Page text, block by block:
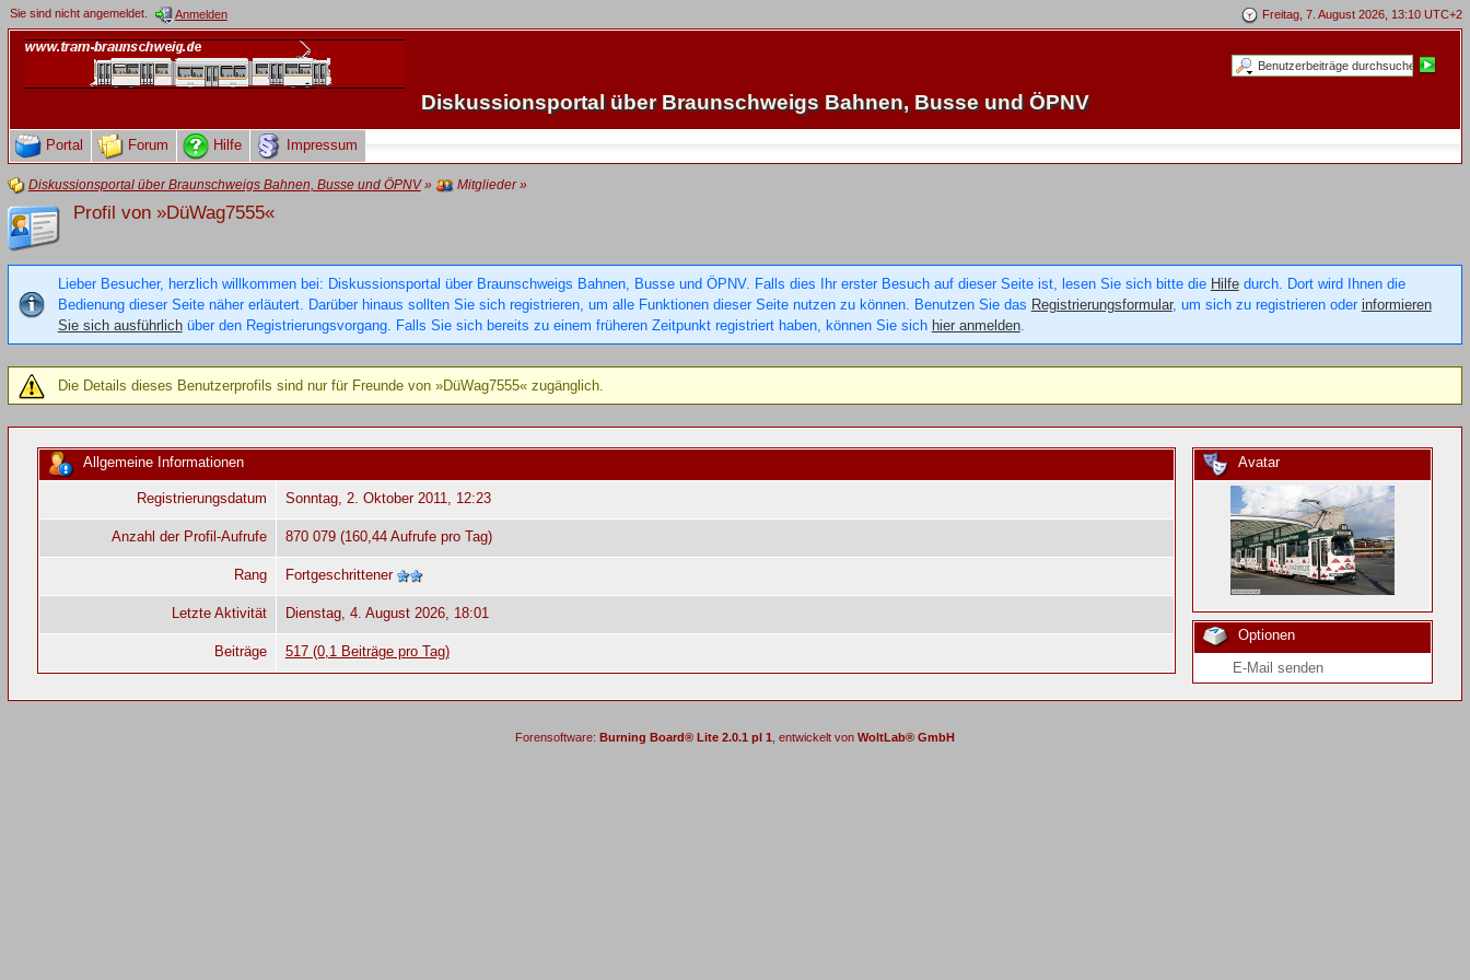
Freitag, 7. August 2026, 13:10 UTC+2
Sie sind nicht angemeldet. Anmelden
Diskussionsportal über Braunschweigs Bahnen, Busse und ÖPNV
Portal Forum Hilfe Impressum
Diskussionsportal über Braunschweigs Bahnen, Busse und ÖPNV» Mitglieder»
Profil von »DüWag7555«
Lieber Besucher, herzlich willkommen bei: Diskussionsportal über Braunschweigs Bahnen, Busse und ÖPNV. Falls dies Ihr erster Besuch auf dieser Seite ist, lesen Sie sich bitte die Hilfedurch. Dort wird Ihnen die
Bedienung dieser Seite näher erläutert. Darüber hinaus sollten Sie sich registrieren, um alle Funktionen dieser Seite nutzen zu können. Benutzen Sie das Registrierungsformular, um sich zu registrieren oder informieren
Sie sich ausführlichüber den Registrierungsvorgang. Falls Sie sich bereits zu einem früheren Zeitpunkt registriert haben, können Sie sich hier anmelden.
Die Details dieses Benutzerprofils sind nur für Freunde von »DüWag7555« zugänglich.
Avatar
Optionen
E-Mail senden
Allgemeine Informationen
Registrierungsdatum Sonntag, 2. Oktober 2011, 12:23
Anzahl der Profil-Aufrufe 870 079 (160,44 Aufrufe pro Tag)
Rang Fortgeschrittener
Letzte Aktivität Dienstag, 4. August 2026, 18:01
Beiträge 517 (0,1 Beiträge pro Tag)
Forensoftware: Burning Board® Lite 2.0.1 pl 1 , entwickelt von WoltLab® GmbH